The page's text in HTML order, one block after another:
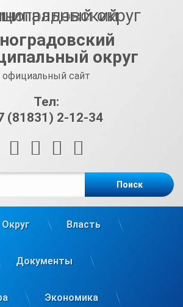
округ
официальный сайт
Тел:
(81831) 2-12-34
RSS E-mailВКонтакте
Округ Власть
Документы
Экономика